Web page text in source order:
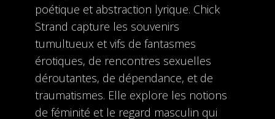
poétique et abstraction lyrique. Chick
Strand capture les souvenirs
tumultueux et vifs de fantasmes
érotiques, de rencontres sexuelles
déroutantes, de dépendance, et de
traumatismes. Elle explore les notions
de féminité et le regard masculin qui